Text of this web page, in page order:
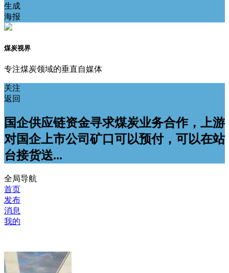
生成
海报
煤炭视界
专注煤炭领域的垂直自媒体
关注
返回
国企供应链资金寻求煤炭业务合作，上游
对国企上市公司矿口可以预付，可以在站
台接货送...
全局导航
首页
发布
消息
我的